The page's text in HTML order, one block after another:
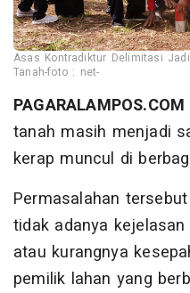
Asas Kontradiktur Delimitasi
Tanah-foto : net-
tanah masih menjadi
kerap muncul di
Permasalahan
tidak adanya
atau kurangnya
pemilik lahan yang